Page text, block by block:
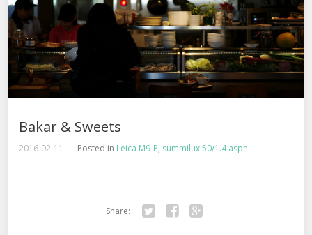
Bakar & Sweets
2016-02-11 Posted in Leica M9-P, summilux 50/1.4 asph.
Share: